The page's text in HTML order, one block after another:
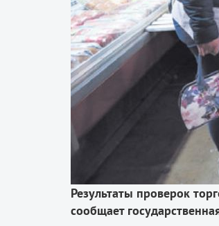
Результаты проверок
сообщает